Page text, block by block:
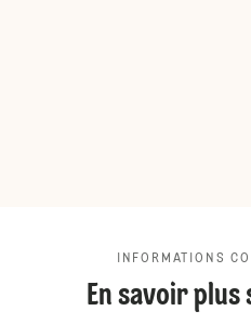
INFORMATIONS
En savoir